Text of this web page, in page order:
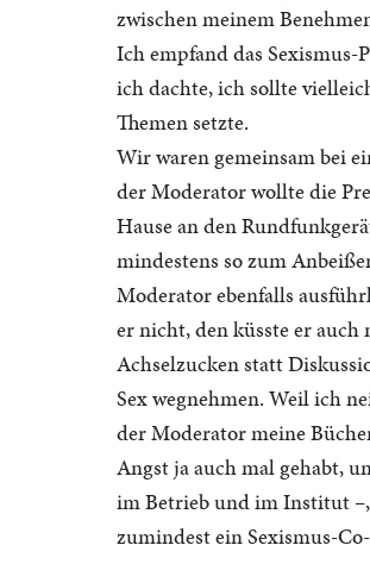
zwischen meinem
Ich empfand das Sexismus-
ich dachte, ich sollte
Themen setzte.
Wir waren gemeinsam bei
der Moderator wollte die
Hause an den
mindestens so zum
Moderator ebenfalls
er nicht, den küsste er auch
Achselzucken statt
Sex wegnehmen. Weil ich
der Moderator meine
Angst ja auch mal gehabt,
im Betrieb und im Institut –,
zumindest ein Sexismus-